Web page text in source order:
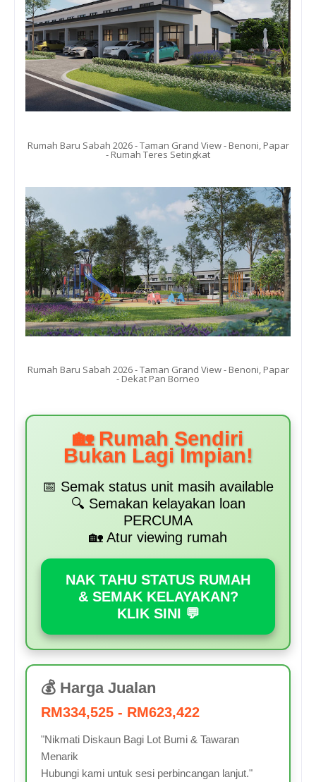
Rumah Baru Sabah 2026 - Taman Grand View - Benoni, Papar
- Rumah Teres Setingkat
Rumah Baru Sabah 2026 - Taman Grand View - Benoni, Papar
- Dekat Pan Borneo
🏡 Rumah Sendiri
Bukan Lagi Impian!
📅 Semak status unit masih available
🔍 Semakan kelayakan loan
PERCUMA
🏡 Atur viewing rumah
NAK TAHU STATUS RUMAH
& SEMAK KELAYAKAN?
KLIK SINI 💬
💰 Harga Jualan
RM334,525 - RM623,422
"Nikmati Diskaun Bagi Lot Bumi & Tawaran
Menarik
Hubungi kami untuk sesi perbincangan lanjut."